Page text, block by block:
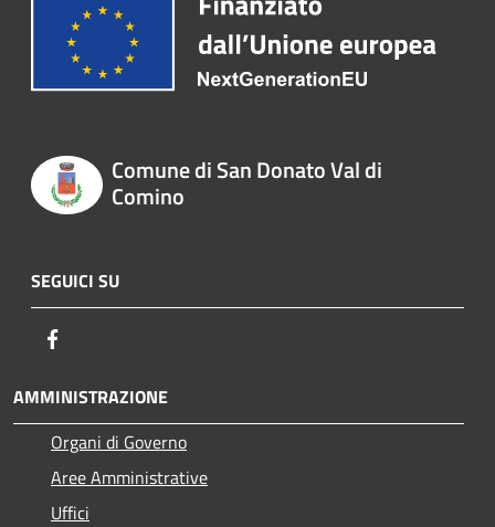
Comune di San Donato Val di
Comino
SEGUICI SU
AMMINISTRAZIONE
Organi di Governo
Aree Amministrative
Uffici